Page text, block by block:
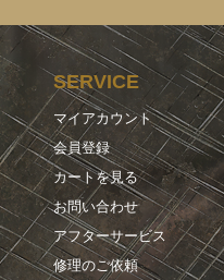
SERVICE
マイアカウント
会員登録
カートを見る
お問い合わせ
アフターサービス
修理のご依頼